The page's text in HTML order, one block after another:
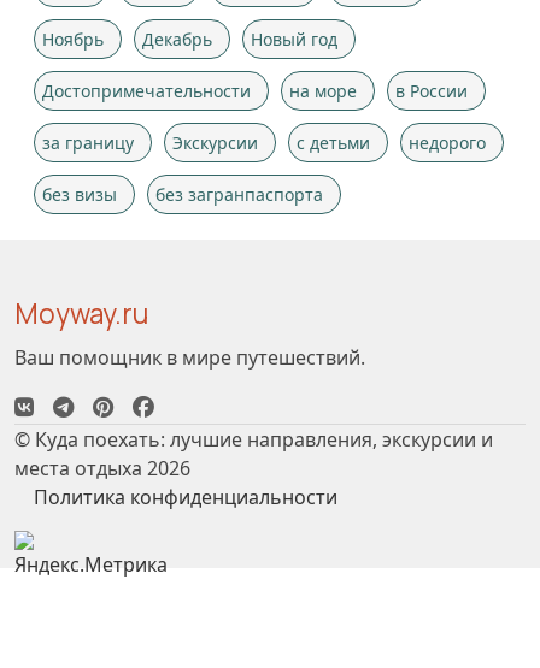
Ноябрь Декабрь Новый год
Достопримечательности на море в России
за границу Экскурсии с детьми недорого
без визы без загранпаспорта
Moyway.ru
Ваш помощник в мире путешествий.
© Куда поехать: лучшие направления, экскурсии и
места отдыха 2026
Политика конфиденциальности